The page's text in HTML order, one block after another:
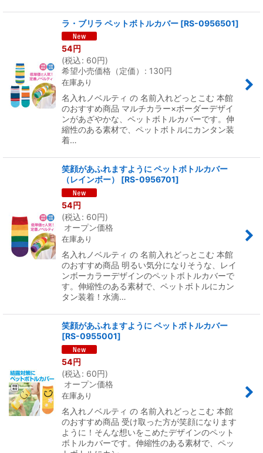
ラ・ブリラ ペットボトルカバー [RS-0956501]
54 円
(税込: 60円)
希望小売価格（定価）
: 130円
在庫あり
名入れノベルティ の 名前入れどっとこむ 本館
のおすすめ商品 マルチカラー×ボーダーデザイ
ンがあざやかな、ペットボトルカバーです。伸
縮性のある素材で、ペットボトルにカンタン装
着…
笑顔があふれますように ペットボトルカバー
（レインボー）
[RS-0956701]
54円
(税込: 60円)
オープン価格
在庫あり
名入れノベルティ の 名前入れどっとこむ 本館
のおすすめ商品 明るい気分になりそうな、レイ
ンボーカラーデザインのペットボトルカバーで
す。伸縮性のある素材で、ペットボトルにカン
タン装着！水滴…
笑顔があふれますように ペットボトルカバー
[RS-0955001]
54円
(税込: 60円)
オープン価格
在庫あり
名入れノベルティ の 名前入れどっとこむ 本館
のおすすめ商品 受け取った方が笑顔になります
ように！そんな想いをこめたデザインのペット
ボトルカバーです。伸縮性のある素材で、ペッ